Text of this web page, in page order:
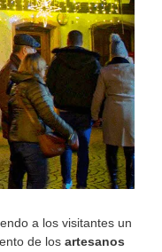
a los visitantes un
de los artesanos